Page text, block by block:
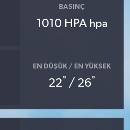
BASINÇ
1010 HPA hpa
EN DÜŞÜK / EN YÜKSEK
22° / 26°